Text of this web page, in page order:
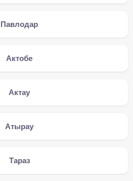
Павлодар
Актобе
Актау
Атырау
Тараз